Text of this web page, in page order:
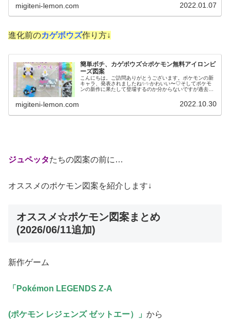
migiteni-lemon.com 2022.01.07
進化前のカゲボウズ作り方↓
簡単ボチ、カゲボウズ☆ポケモン無料アイロンビ
ーズ図案
こんにちは。ご訪問ありがとうございます。ポケモンの新
キャラ、発表されましたね✨✨かわいい〜♡そしてポケモ
ンの新作に果たして登場するのか分からないですが過去１
migiteni-lemon.com 2022.10.30
ジュペッタたちの図案の前に…
オススメのポケモン図案を紹介します↓
オススメ☆ポケモン図案まとめ
(2026/06/11追加)
新作ゲーム
「Pokémon LEGENDS Z-A
(ポケモン レジェンズ ゼットエー）」 から